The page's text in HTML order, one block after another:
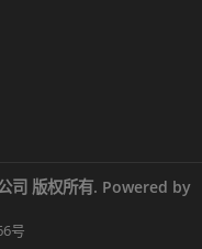
司 版权所有. Powered by
号